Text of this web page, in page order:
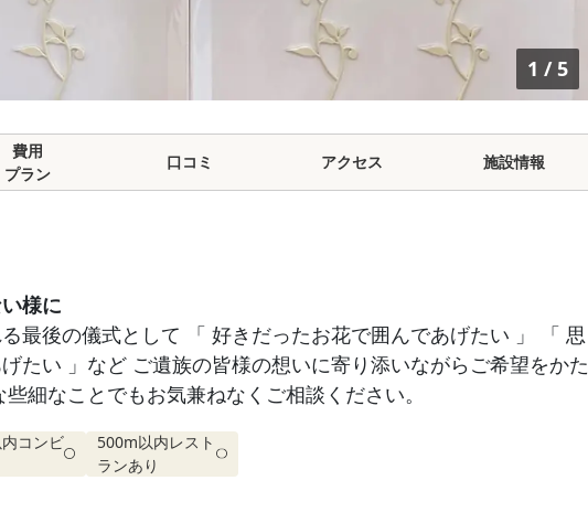
1 / 5
費用
プラン
口コミ アクセス 施設情報
様に
最後の儀式として 「 好きだったお花で囲んであげたい 」 「 思
たい 」など ご遺族の皆様の想いに寄り添いながらご希望をかた
細なことでもお気兼ねなくご相談ください。
コンビ
500m以内レスト
ランあり